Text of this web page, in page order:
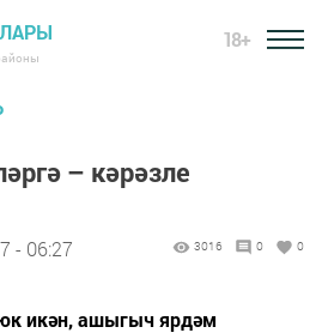
18+
– кәрәзле
- 06:27 3016 0 0
икән, ашыгыч ярдәм